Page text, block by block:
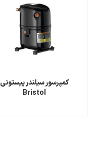
کمپرسور سیلندر پیستونی
Bristol